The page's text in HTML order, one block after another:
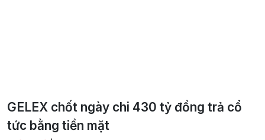
GELEX chốt ngày chi 430 tỷ đồng trả cổ
tức bằng tiền mặt